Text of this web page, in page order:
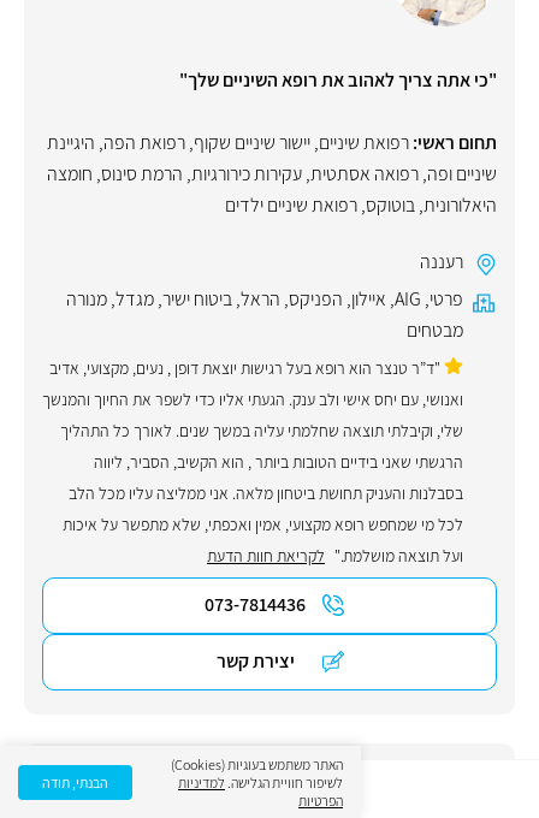
"כי אתה צריך לאהוב את רופא השיניים שלך"
תחום ראשי:רפואת שיניים,יישור שיניים שקוף,רפואת הפה, היגיינת
שיניים ופה,רפואה אסתטית,עקירות כירורגיות, הרמת סינוס, חומצה
היאלורונית,בוטוקס,רפואת שיניים ילדים
רעננה
פרטי,
AIG
, איילון, הפניקס, הראל,ביטוח ישיר,מגדל,מנורה
מבטחים
"ד”ר טנצר הוא רופא בעל רגישות יוצאת דופן , נעים, מקצועי, אדיב
ואנושי, עם יחס אישי ולב ענק. הגעתי אליו כדי לשפר את החיוך והמנשך
שלי, וקיבלתי תוצאה שחלמתי עליה במשך שנים. לאורך כל התהליך
הרגשתי שאני בידיים הטובות ביותר , הוא הקשיב, הסביר, ליווה
בסבלנות והעניק תחושת ביטחון מלאה. אני ממליצה עליו מכל הלב
לכל מי שמחפש רופא מקצועי, אמין ואכפתי, שלא מתפשר על איכות
ועל תוצאה מושלמת." לקריאת חוות הדעת
073-7814436
יצירת קשר
ד"ר אולה מטקובסקי
האתר משתמש בעוגיות (Cookies)
לשיפור חוויית הגלישה. למדיניות
הפרטיות
הבנתי, תודה